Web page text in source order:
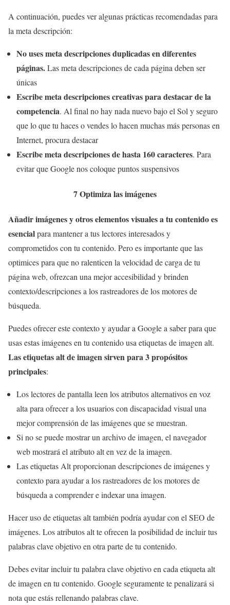
A continuación, puedes ver algunas prácticas recomendadas para
la meta descripción:
No uses meta descripciones duplicadas en diferentes
páginas.Las meta descripciones de cada página deben ser
únicas
Escribe meta descripciones creativas para destacar de la
competencia. Al final no hay nada nuevo bajo el Sol y seguro
que lo que tu haces o vendes lo hacen muchas más personas en
Internet, procura destacar
Escribe meta descripciones de hasta 160 caracteres. Para
evitar que Google nos coloque puntos suspensivos
7 Optimiza las imágenes
Añadir imágenes y otros elementos visuales a tu contenido es
esencialpara mantener a tus lectores interesados y
comprometidos con tu contenido. Pero es importante que las
optimices para que no ralenticen la velocidad de carga de tu
página web, ofrezcan una mejor accesibilidad y brinden
contexto/descripciones a los rastreadores de los motores de
búsqueda.
Puedes ofrecer este contexto y ayudar a Google a saber para que
usas estas imágenes en tu contenido usa etiquetas de imagen alt.
Las etiquetas alt de imagen sirven para 3 propósitos
principales:
Los lectores de pantalla leen los atributos alternativos en voz
alta para ofrecer a los usuarios con discapacidad visual una
mejor comprensión de las imágenes que se muestran.
Si no se puede mostrar un archivo de imagen, el navegador
web mostrará el atributo alt en vez de la imagen.
Las etiquetas Alt proporcionan descripciones de imágenes y
contexto para ayudar a los rastreadores de los motores de
búsqueda a comprender e indexar una imagen.
Hacer uso de etiquetas alt también podría ayudar con el SEO de
imágenes. Los atributos alt te ofrecen la posibilidad de incluir tus
palabras clave objetivo en otra parte de tu contenido.
Debes evitar incluir tu palabra clave objetivo en cada etiqueta alt
de imagen en tu contenido. Google seguramente te penalizará si
nota que estás rellenando palabras clave.